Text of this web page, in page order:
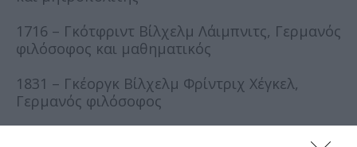
1716 – Γκότφριντ Βίλχελμ Λάιμπνιτς, Γερμανός
φιλόσοφος και μαθηματικός
1831 – Γκέοργκ Βίλχελμ Φρίντριχ Χέγκελ,
Γερμανός φιλόσοφος